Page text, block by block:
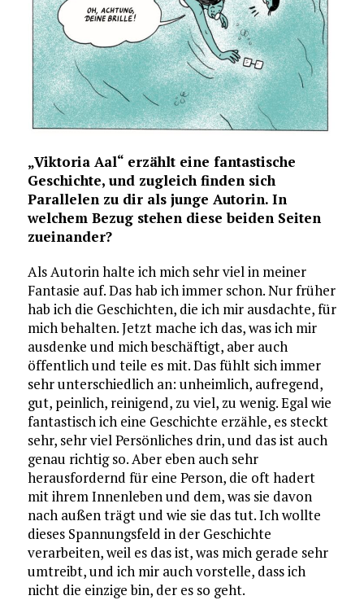
„Viktoria Aal“ erzählt eine fantastische
Geschichte, und zugleich finden sich
Parallelen zu dir als junge Autorin. In
welchem Bezug stehen diese beiden Seiten
zueinander?
Als Autorin halte ich mich sehr viel in meiner
Fantasie auf. Das hab ich immer schon. Nur früher
hab ich die Geschichten, die ich mir ausdachte, für
mich behalten. Jetzt mache ich das, was ich mir
ausdenke und mich beschäftigt, aber auch
öffentlich und teile es mit. Das fühlt sich immer
sehr unterschiedlich an: unheimlich, aufregend,
gut, peinlich, reinigend, zu viel, zu wenig. Egal wie
fantastisch ich eine Geschichte erzähle, es steckt
sehr, sehr viel Persönliches drin, und das ist auch
genau richtig so. Aber eben auch sehr
herausfordernd für eine Person, die oft hadert
mit ihrem Innenleben und dem, was sie davon
nach außen trägt und wie sie das tut. Ich wollte
dieses Spannungsfeld in der Geschichte
verarbeiten, weil es das ist, was mich gerade sehr
umtreibt, und ich mir auch vorstelle, dass ich
nicht die einzige bin, der es so geht.